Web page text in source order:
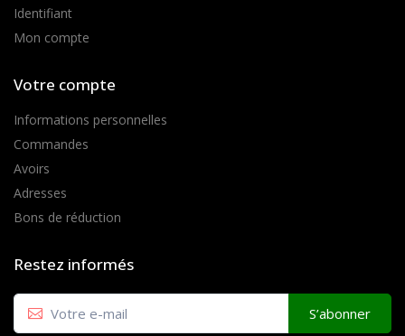
Identifiant
Mon compte
Votre compte
Informations personnelles
Commandes
Avoirs
Adresses
Bons de réduction
Restez informés
S’abonner